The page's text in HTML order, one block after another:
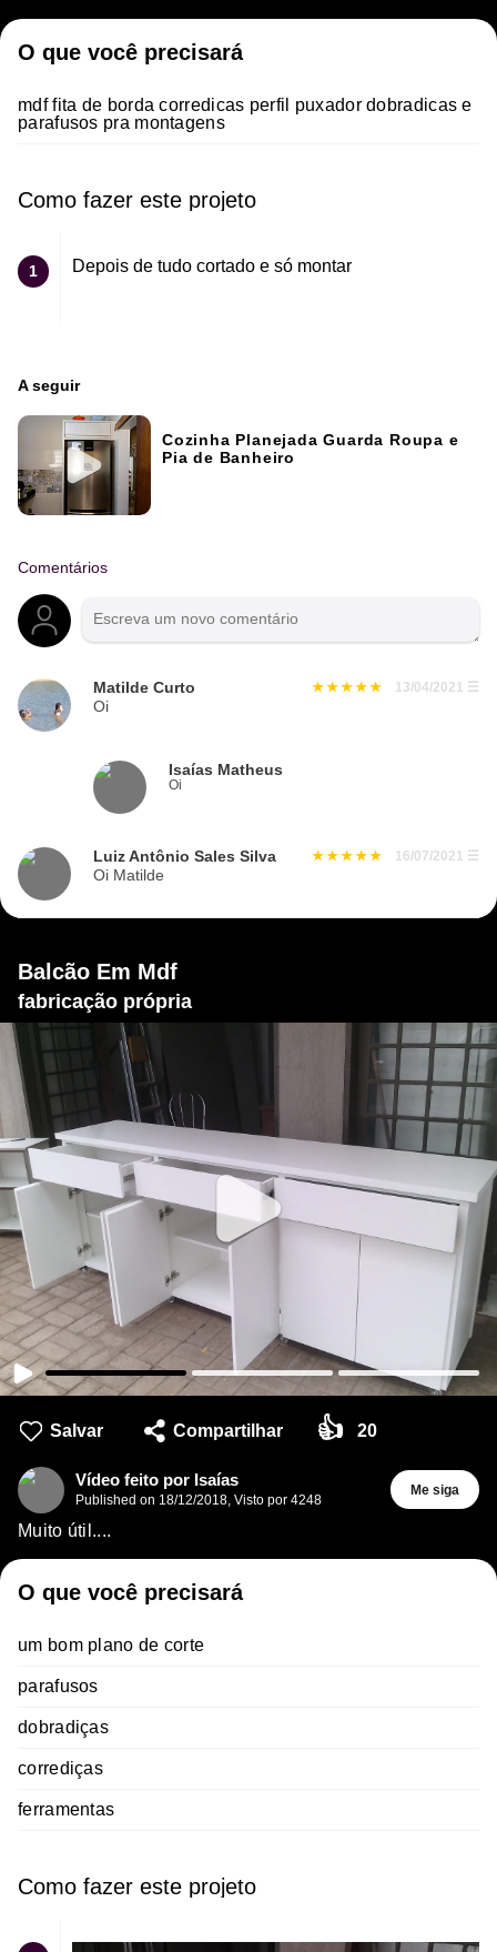
O que você precisará
mdf fita de borda corredicas perfil puxador dobradicas e
parafusos pra montagens
Como fazer este projeto
1 Depois de tudo cortado e só montar
A seguir
Cozinha Planejada Guarda Roupa e
Pia de Banheiro
Comentários
Matilde Curto 13/04/2021 ☰
Oi
Isaías Matheus
Oi
Luiz Antônio Sales Silva 16/07/2021 ☰
Oi Matilde
Balcão Em Mdf
fabricação própria
Salvar Compartilhar 👍 20
Vídeo feito por Isaías
Published on 18/12/2018 Visto por 4248
Me siga
Muito útil....
O que você precisará
um bom plano de corte
parafusos
dobradiças
corrediças
ferramentas
Como fazer este projeto